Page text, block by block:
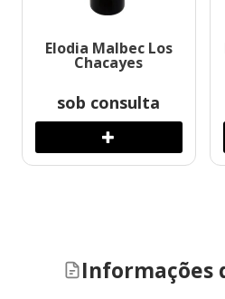
Elodia Malbec Los
Chacayes
sob consulta
Informações